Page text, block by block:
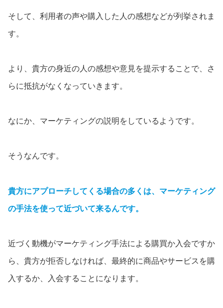
そして、利用者の声や購入した人の感想などが列挙されま
す。
より、貴方の身近の人の感想や意見を提示することで、さ
らに抵抗がなくなっていきます。
なにか、マーケティングの説明をしているようです。
そうなんです。
貴方にアプローチしてくる場合の多くは、マーケティング
の手法を使って近づいて来るんです。
近づく動機がマーケティング手法による購買か入会ですか
ら、貴方が拒否しなければ、最終的に商品やサービスを購
入するか、入会することになります。